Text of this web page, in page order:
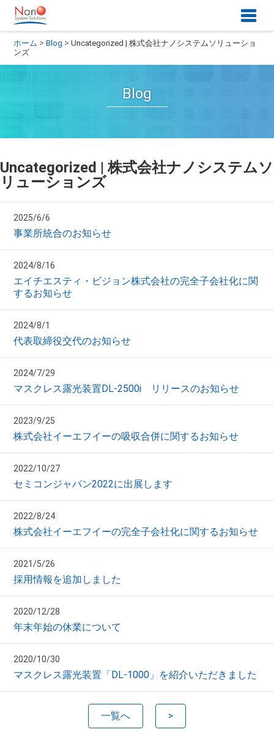
ホーム > Blog > Uncategorized | 株式会社ナノシステムソリューショ
ンズ
Blog
Uncategorized | 株式会社ナノシステムソ
リューションズ
2025/6/6
事業所統合のお知らせ
2024/8/16
エイチエスティ・ビジョン株式会社の完全子会社化に関
するお知らせ
2024/8/1
代表取締役交代のお知らせ
2024/7/29
マスクレス露光装置DL-2500i リリースのお知らせ
2023/9/25
株式会社イーエフイーの吸収合併に関するお知らせ
2022/10/27
セミコンジャパン2022に出展します
2022/8/24
株式会社イーエフイーの完全子会社化に関するお知らせ
2021/5/26
採用情報を追加しました
2020/12/28
年末年始の休業について
2020/10/30
マスクレス露光装置「DL-1000」を紹介いただきました
一覧へ >